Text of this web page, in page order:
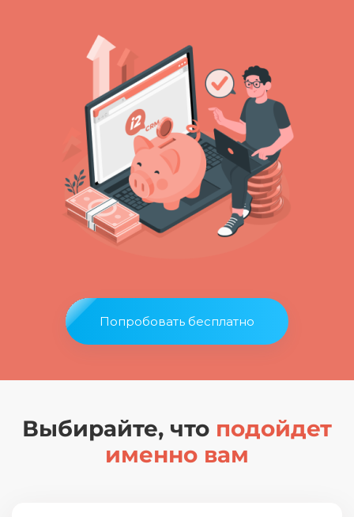
Попробовать бесплатно
Выбирайте, что подойдет
именно вам